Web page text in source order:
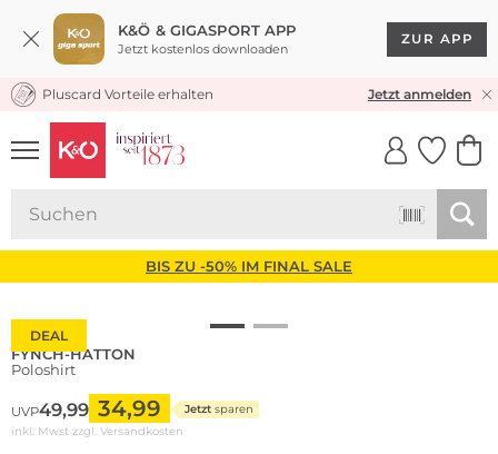
K&Ö & GIGASPORT APP
Jetzt kostenlos downloaden
ZUR APP
KOSTENLOSER VERSAND* & RÜCKVERSAND
Pluscard Vorteile erhalten Jetzt anmelden
UNSERE APP
CLICK &
BIS ZU -50% IM FINAL SALE
DEAL
FYNCH-HATTON
Poloshirt
UVP49,99 34,99 Jetzt sparen
inkl. Mwst zzgl. Versandkosten